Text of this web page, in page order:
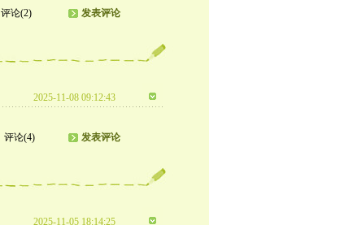
评论(2) 发表评论
2025-11-08 09:12:43
评论(4) 发表评论
2025-11-05 18:14:25